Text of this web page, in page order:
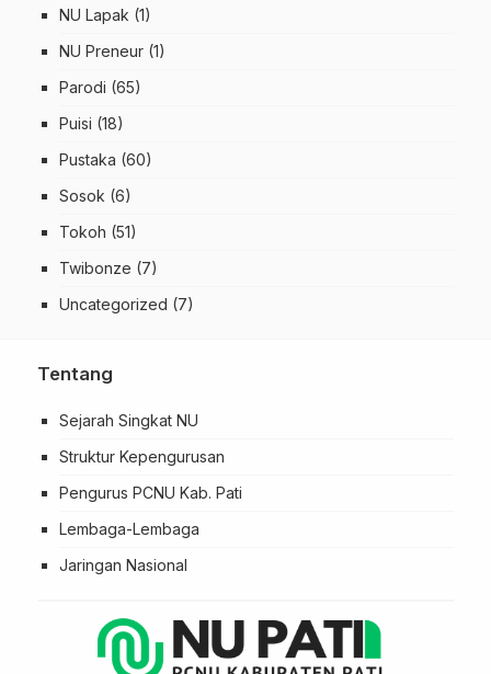
NU Lapak (1)
NU Preneur (1)
Parodi (65)
Puisi (18)
Pustaka (60)
Sosok (6)
Tokoh (51)
Twibonze (7)
Uncategorized (7)
Tentang
Sejarah Singkat NU
Struktur Kepengurusan
Pengurus PCNU Kab. Pati
Lembaga-Lembaga
Jaringan Nasional